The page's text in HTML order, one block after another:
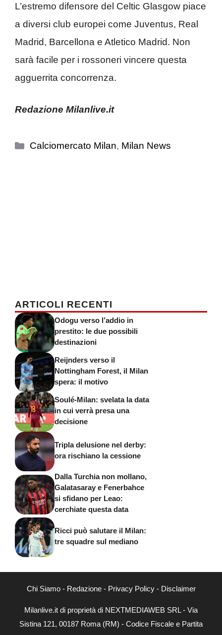
L’estremo difensore del Celtic Glasgow piace
a diversi club europei come Juventus, Real
Madrid, Barcellona e Atletico Madrid. Non
sarà facile per i rossoneri vincere questa
agguerrita concorrenza.
Redazione Milanlive.it
Categorie
Calciomercato Milan, Milan News
ARTICOLI RECENTI
Odogu verso l’addio in
prestito: le due possibili
destinazioni
Reijnders verso il
Nottingham Forest, il Milan
spera: il motivo
Soulé-Milan: svelata la data
in cui verrà presa una
decisione
Tripla delusione nel derby:
ora rischiano la cessione
Dalla Turchia non mollano,
Galatasaray e Fenerbahce
si sfidano per Leao:
cerchiate questa data
Ricci può salutare il Milan:
tre squadre sul mediano
Chi Siamo- Redazione- Privacy Policy- Disclaimer
Milanlive.it di proprietà di NEXTMEDIAWEB SRL - Via
Sistina 121, 00187 Roma (RM) - Codice Fiscale e Partita